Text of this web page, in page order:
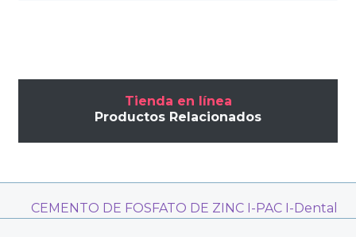
Tienda en línea
Productos Relacionados